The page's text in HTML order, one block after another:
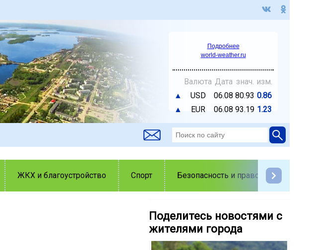
Подробнее
world-weather.ru
Валюта Дата знач. изм.
▲
USD 06.08 80.93 0.86
▲
EUR 06.08 93.19 1.23
ЖКХ и благоустройство Спорт Безопасность и правопорядок
Поделитесь новостями с
жителями города